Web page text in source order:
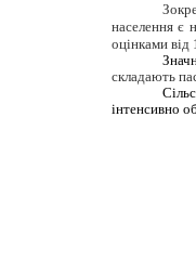
населення є
оцінками від
складають
інтенсивно